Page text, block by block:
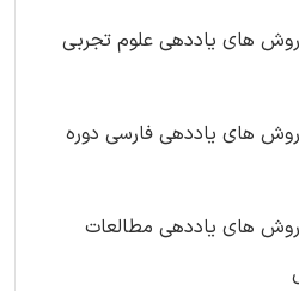
های یاددهی علوم تجربی
های یاددهی فارسی دوره
های یاددهی مطالعات